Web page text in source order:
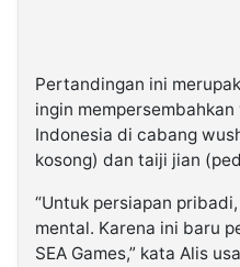
Pertandingan ini
ingin
Indonesia di cabang
kosong) dan taiji jian
“Untuk persiapan
mental. Karena ini baru
SEA Games,” kata Alis